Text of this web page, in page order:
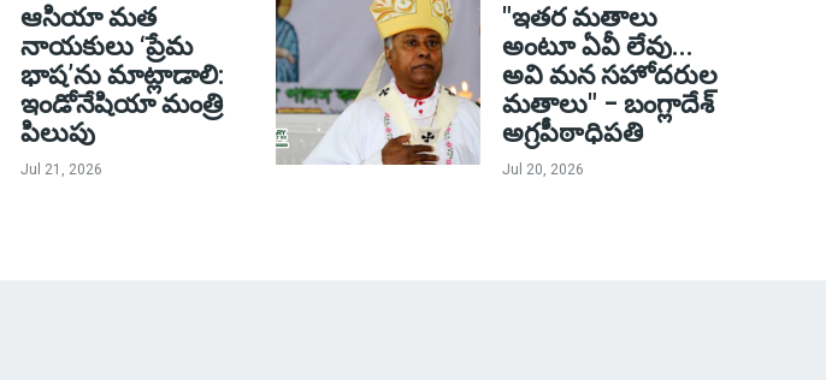
ఆసియా మత
నాయకులు ‘ప్రేమ
భాష’ను మాట్లాడాలి:
ఇండోనేషియా మంత్రి
పిలుపు
Jul 21, 2026
"ఇతర మతాలు
అంటూ ఏవీ లేవు...
అవి మన సహోదరుల
మతాలు" – బంగ్లాదేశ్
అగ్రపీఠాధిపతి
Jul 20, 2026